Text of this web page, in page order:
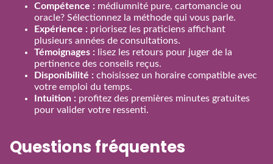
Compétence : médiumnité pure, cartomancie ou
oracle? Sélectionnez la méthode qui vous parle.
Expérience : priorisez les praticiens affichant
plusieurs années de consultations.
Témoignages : lisez les retours pour juger de la
pertinence des conseils reçus.
Disponibilité : choisissez un horaire compatible avec
votre emploi du temps.
Intuition : profitez des premières minutes gratuites
pour valider votre ressenti.
Questions fréquentes